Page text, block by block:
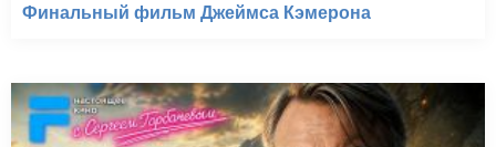
Финальный фильм Джеймса Кэмерона